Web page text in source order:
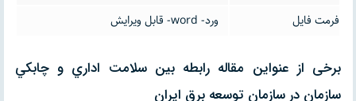
فرمت فایل
ورد- word- قابل ویرایش
برخی از عنواین مقاله رابطه بين سلامت اداري و چابكي
سازمان در سازمان توسعه برق ايران